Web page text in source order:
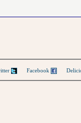
Twitter